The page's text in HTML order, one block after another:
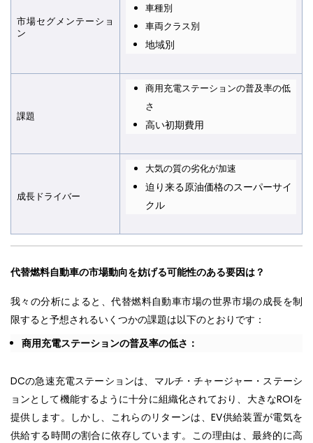
市場セグメンテーショ
ン
車種別
車両クラス別
地域別
課題
商用充電ステーションの普及率の低
さ
高い初期費用
成長ドライバー
大気の質の劣化が加速
迫り来る原油価格のスーパーサイ
クル
代替燃料自動車の市場動向を妨げる可能性のある要因は？
我々の分析によると、代替燃料自動車市場の世界市場の成長を制
限すると予想されるいくつかの課題は以下のとおりです：
商用充電ステーションの普及率の低さ：
DCの急速充電ステーションは、マルチ・チャージャー・ステーシ
ョンとして機能するように十分に組織化されており、大きなROIを
提供します。しかし、これらのリターンは、EV供給装置が電気を
供給する時間の割合に依存しています。この理由は、最終的に高